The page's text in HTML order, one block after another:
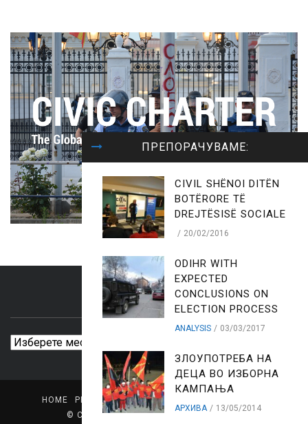
ПРЕПОРАЧУВАМЕ:
CIVIL SHËNOI DITËN
BOTËRORE TË
DREJTËSISË SOCIALE
20/02/2016
ODIHR WITH
EXPECTED
CONCLUSIONS ON
ELECTION PROCESS
ANALYSIS 03/03/2017
ЗЛОУПОТРЕБА НА
ДЕЦА ВО ИЗБОРНА
КАМПАЊА
АРХИВА 13/05/2014
ARCHIVES
Archives
HOME PRESS CENTER LIBRARY
© CopyrightCIVIL - Center for Freedom